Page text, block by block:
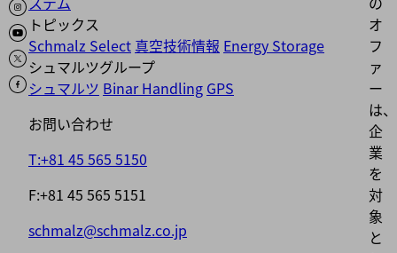
トピックス
Schmalz Select 真空技術情報 Energy Storage
シュマルツグループ
シュマルツ Binar Handling GPS
お問い合わせ
T:+81 45 565 5150
F:+81 45 565 5151
schmalz@schmalz.co.jp
オ
フ
ァ
ー
は、
企
業
を
対
象
と